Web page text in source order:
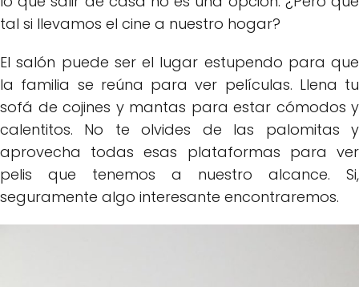
tal si llevamos el cine a nuestro hogar?
El salón puede ser el lugar estupendo para que
la familia se reúna para ver películas. Llena tu
sofá de cojines y mantas para estar cómodos y
calentitos. No te olvides de las palomitas y
aprovecha todas esas plataformas para ver
pelis que tenemos a nuestro alcance. Si,
seguramente algo interesante encontraremos.